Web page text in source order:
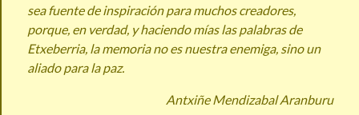
sea fuente de inspiración para muchos creadores,
porque, en verdad, y haciendo mías las palabras de
Etxeberria, la memoria no es nuestra enemiga, sino un
aliado para la paz.
Antxiñe Mendizabal Aranburu